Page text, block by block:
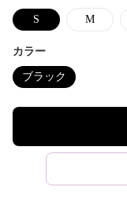
S M
カラー
ブラック